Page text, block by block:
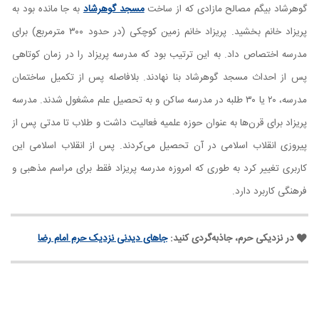
گوهرشاد بیگم مصالح مازادی که از ساختمسجد گوهرشادبه جا مانده بود به
پریزاد خانم بخشید. پریزاد خانم زمین کوچکی (در حدود ۳۰۰ مترمربع) برای
مدرسه اختصاص داد. به این ترتیب بود که مدرسه پریزاد را در زمان کوتاهی
پس از احداث مسجد گوهرشاد بنا نهادند. بلافاصله پس از تکمیل ساختمان
مدرسه، ۲۰ یا ۳۰ طلبه در مدرسه ساکن و به تحصیل علم مشغول شدند. مدرسه
پریزاد برای قرن‌ها به عنوان حوزه علمیه فعالیت داشت و طلاب تا مدتی پس از
پیروزی انقلاب اسلامی در آن تحصیل می‌کردند. پس از انقلاب اسلامی این
کاربری تغییر کرد به طوری که امروزه مدرسه پریزاد فقط برای مراسم مذهبی و
فرهنگی کاربرد دارد.
در نزدیکی حرم، جاذبه‌گردی کنید:جاهای دیدنی نزدیک حرم امام رضا